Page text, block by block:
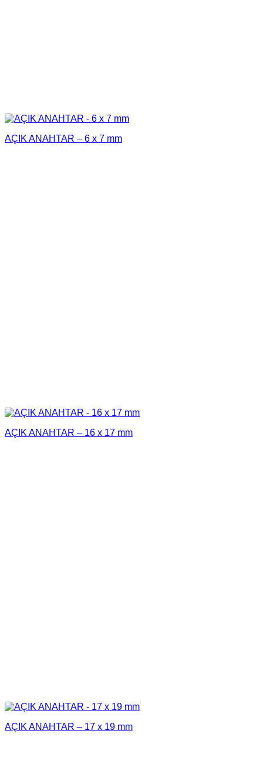
AÇIK ANAHTAR – 6 x 7 mm
AÇIK ANAHTAR – 16 x 17 mm
AÇIK ANAHTAR – 17 x 19 mm